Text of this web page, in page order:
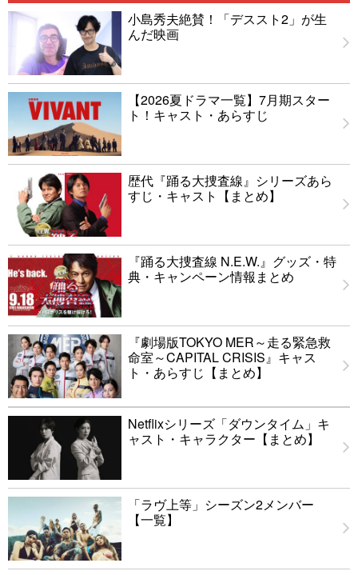
小島秀夫絶賛！「デススト2」が生
んだ映画
【2026夏ドラマ一覧】7月期スター
ト！キャスト・あらすじ
歴代『踊る大捜査線』シリーズあら
すじ・キャスト【まとめ】
『踊る大捜査線 N.E.W.』グッズ・特
典・キャンペーン情報まとめ
『劇場版TOKYO MER～走る緊急救
命室～CAPITAL CRISIS』キャス
ト・あらすじ【まとめ】
Netflixシリーズ「ダウンタイム」キ
ャスト・キャラクター【まとめ】
「ラヴ上等」シーズン2メンバー
【一覧】